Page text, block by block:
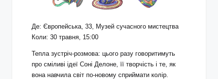
Де: Європейська, 33, Музей сучасного мистецтва
Коли: 30 травня, 15:00
Тепла зустріч-розмова: цього разу говоритимуть
про сміливі ідеї Соні Делоне, її творчість і те, як
вона навчила світ по-новому сприймати колір.